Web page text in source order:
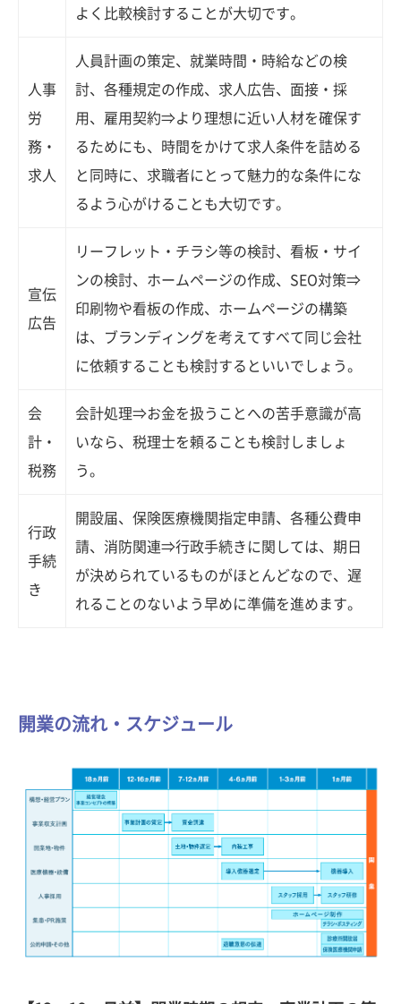
よく比較検討することが大切です。
人事
労
務・
求人
人員計画の策定、就業時間・時給などの検
討、各種規定の作成、求人広告、面接・採
用、雇用契約⇒より理想に近い人材を確保す
るためにも、時間をかけて求人条件を詰める
と同時に、求職者にとって魅力的な条件にな
るよう心がけることも大切です。
宣伝
広告
リーフレット・チラシ等の検討、看板・サイ
ンの検討、ホームページの作成、SEO対策⇒
印刷物や看板の作成、ホームページの構築
は、ブランディングを考えてすべて同じ会社
に依頼することも検討するといいでしょう。
会
計・
税務
会計処理⇒お金を扱うことへの苦手意識が高
いなら、税理士を頼ることも検討しましょ
う。
行政
手続
き
開設届、保険医療機関指定申請、各種公費申
請、消防関連⇒行政手続きに関しては、期日
が決められているものがほとんどなので、遅
れることのないよう早めに準備を進めます。
開業の流れ・スケジュール